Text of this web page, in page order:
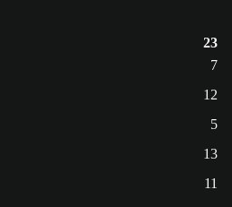
23
7
12
5
13
11